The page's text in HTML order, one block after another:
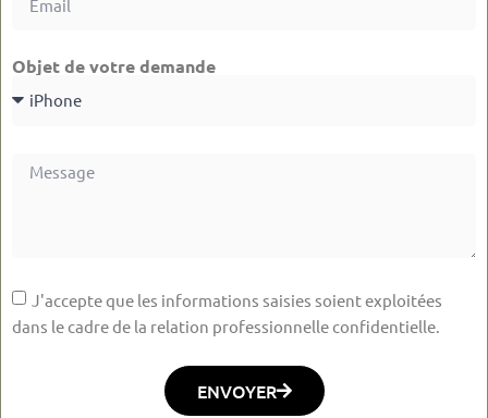
Objet de votre demande
J'accepte que les informations saisies soient exploitées
dans le cadre de la relation professionnelle confidentielle.
ENVOYER